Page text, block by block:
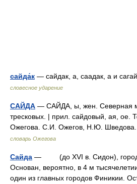
сайда́к — сайдак, а, саадак, а и
словесное ударение
САЙДА — САЙДА, ы, жен. Северная
тресковых. | прил. сайдовый, ая, ое.
Ожегова. С.И. Ожегов, Н.Ю.
словарь Ожегова
Сайда — (до XVI в. Сидон), город
Основан, вероятно, в 4 м
один из главных городов Финикии.